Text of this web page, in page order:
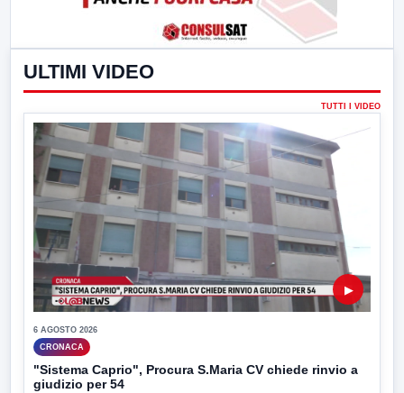
ULTIMI VIDEO
TUTTI I VIDEO
▶
6 AGOSTO 2026
CRONACA
"Sistema Caprio", Procura S.Maria CV chiede rinvio a
giudizio per 54